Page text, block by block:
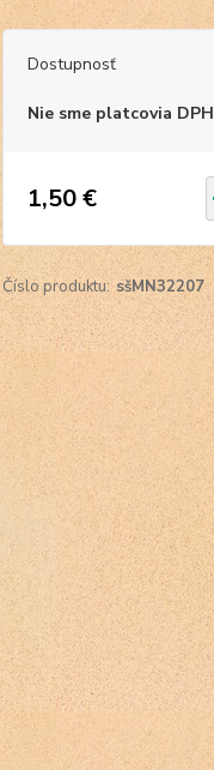
Dostupnosť
Nie sme platcovia DPH
1,50 €
Číslo produktu: sšMN32207